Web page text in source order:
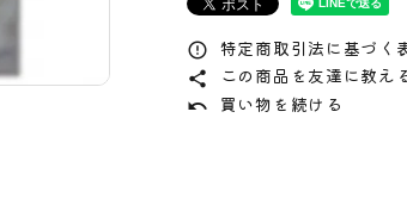
error_outline 特定商取引法に基づく
share この商品を友達に教え
undo 買い物を続ける